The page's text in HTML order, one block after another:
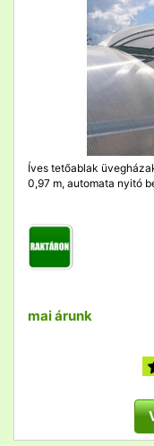
Íves tetőablak
0,97 m, automata nyitó
mai árunk